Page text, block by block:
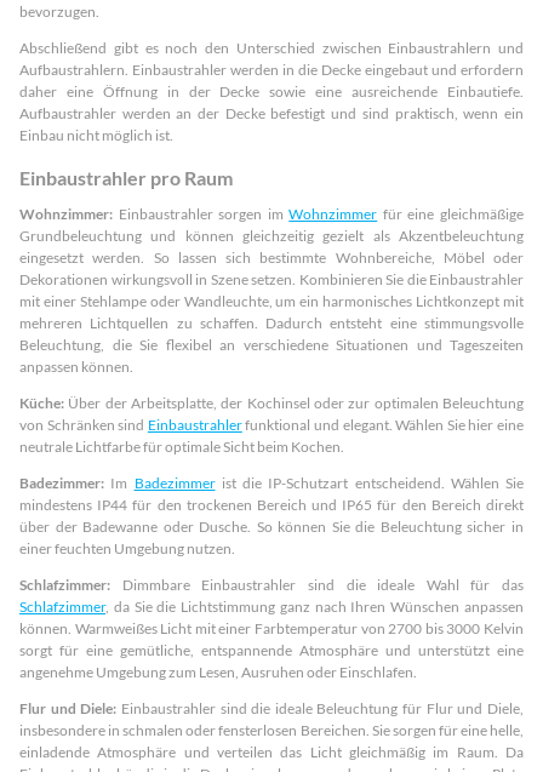
bevorzugen.
Abschließend gibt es noch den Unterschied zwischen Einbaustrahlern und
Aufbaustrahlern. Einbaustrahler werden in die Decke eingebaut und erfordern
daher eine Öffnung in der Decke sowie eine ausreichende Einbautiefe.
Aufbaustrahler werden an der Decke befestigt und sind praktisch, wenn ein
Einbau nicht möglich ist.
Einbaustrahler pro Raum
Wohnzimmer: Einbaustrahler sorgen imWohnzimmer für eine gleichmäßige
Grundbeleuchtung und können gleichzeitig gezielt als Akzentbeleuchtung
eingesetzt werden. So lassen sich bestimmte Wohnbereiche, Möbel oder
Dekorationen wirkungsvoll in Szene setzen. Kombinieren Sie die Einbaustrahler
mit einer Stehlampe oder Wandleuchte, um ein harmonisches Lichtkonzept mit
mehreren Lichtquellen zu schaffen. Dadurch entsteht eine stimmungsvolle
Beleuchtung, die Sie flexibel an verschiedene Situationen und Tageszeiten
anpassen können.
Küche: Über der Arbeitsplatte, der Kochinsel oder zur optimalen Beleuchtung
von Schränken sind Einbaustrahlerfunktional und elegant. Wählen Sie hier eine
neutrale Lichtfarbe für optimale Sicht beim Kochen.
Badezimmer: Im Badezimmerist die IP-Schutzart entscheidend. Wählen Sie
mindestens IP44 für den trockenen Bereich und IP65 für den Bereich direkt
über der Badewanne oder Dusche. So können Sie die Beleuchtung sicher in
einer feuchten Umgebung nutzen.
Schlafzimmer: Dimmbare Einbaustrahler sind die ideale Wahl für das
Schlafzimmer, da Sie die Lichtstimmung ganz nach Ihren Wünschen anpassen
können. Warmweißes Licht mit einer Farbtemperatur von 2700 bis 3000 Kelvin
sorgt für eine gemütliche, entspannende Atmosphäre und unterstützt eine
angenehme Umgebung zum Lesen, Ausruhen oder Einschlafen.
Flur und Diele: Einbaustrahler sind die ideale Beleuchtung für Flur und Diele,
insbesondere in schmalen oder fensterlosen Bereichen. Sie sorgen für eine helle,
einladende Atmosphäre und verteilen das Licht gleichmäßig im Raum. Da